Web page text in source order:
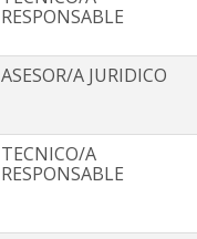
RESPONSABLE
ASESOR/A JURIDICO
TECNICO/A
RESPONSABLE